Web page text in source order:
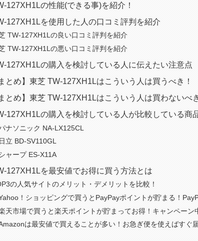
127XH1Lの性能(できる事)を紹介！
127XH1Lを使用した人の口コミ評判を紹介
TW-127XH1Lの良い口コミ評判を紹介
TW-127XH1Lの悪い口コミ評判を紹介
127XH1Lの購入を検討している人に伝えたい注意点
とめ】東芝 TW-127XH1Lはこういう人は買うべき！
とめ】東芝 TW-127XH1Lはこういう人は買わないべ
127XH1Lの購入を検討している人が比較している商
ナソニック NA-LX125CL
立 BD-SV110GL
ャープ ES-X11A
127XH1Lを最安値でお得に買う方法とは
の人気サイトのメリット・デメリットを比較！
！ショッピングで買うとPayPayポイントが貯まる！
天市場で買うと楽天ポイントが貯まってお得！キャンペーン
は最安値で買えることが多い！お急ぎ便を使えばすぐ届